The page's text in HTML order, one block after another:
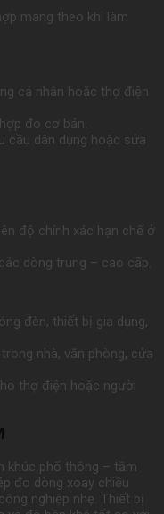
mang theo khi làm
cá nhân hoặc thợ điện
đo cơ bản.
cầu dân dụng hoặc sửa
độ chính xác hạn chế ở
dòng trung – cao cấp.
đèn, thiết bị gia dụng,
nhà, văn phòng, cửa
thợ điện hoặc người
khúc phổ thông – tầm
đo dòng xoay chiều
nghiệp nhẹ. Thiết bị